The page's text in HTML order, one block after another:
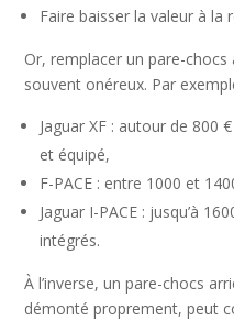
Faire baisser la valeur à la
Or, remplacer un pare-
souvent onéreux. Par
Jaguar XF : autour de 800
et équipé,
F-PACE : entre 1000 et
Jaguar I-PACE : jusqu’à
intégrés.
À l’inverse, un pare-chocs
démonté proprement, peut